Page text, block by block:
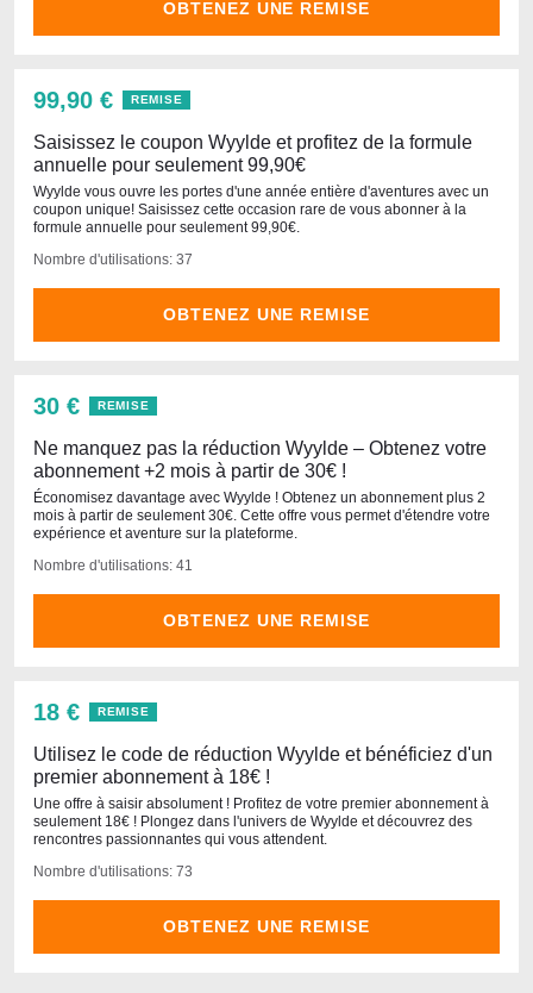
OBTENEZ UNE REMISE
99,90 € REMISE
Saisissez le coupon Wyylde et profitez de la formule
annuelle pour seulement 99,90€
Wyylde vous ouvre les portes d'une année entière d'aventures avec un
coupon unique! Saisissez cette occasion rare de vous abonner à la
formule annuelle pour seulement 99,90€.
Nombre d'utilisations: 37
OBTENEZ UNE REMISE
30 € REMISE
Ne manquez pas la réduction Wyylde – Obtenez votre
abonnement +2 mois à partir de 30€ !
Économisez davantage avec Wyylde ! Obtenez un abonnement plus 2
mois à partir de seulement 30€. Cette offre vous permet d'étendre votre
expérience et aventure sur la plateforme.
Nombre d'utilisations: 41
OBTENEZ UNE REMISE
18 € REMISE
Utilisez le code de réduction Wyylde et bénéficiez d'un
premier abonnement à 18€ !
Une offre à saisir absolument ! Profitez de votre premier abonnement à
seulement 18€ ! Plongez dans l'univers de Wyylde et découvrez des
rencontres passionnantes qui vous attendent.
Nombre d'utilisations: 73
OBTENEZ UNE REMISE